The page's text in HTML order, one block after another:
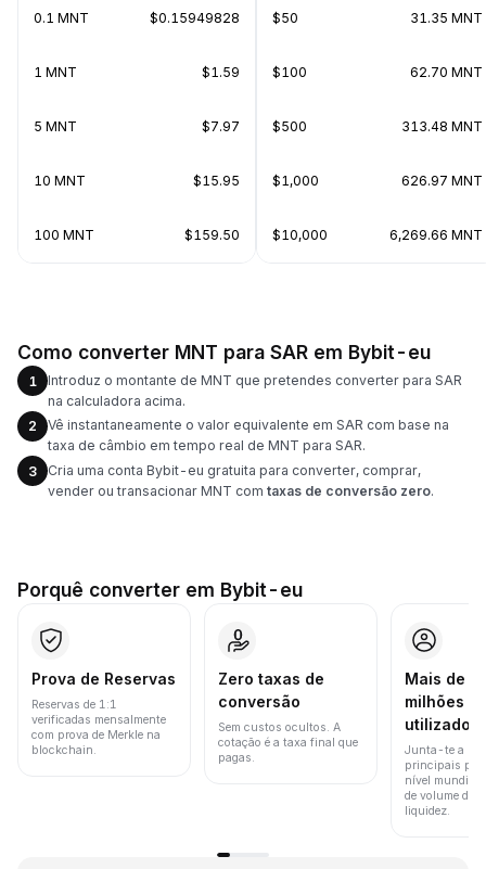
0.1 MNT $0.15949828
1 MNT $1.59
5 MNT $7.97
10 MNT $15.95
100 MNT $159.50
$50 31.35 MNT
$100 62.70 MNT
$500 313.48 MNT
$1,000 626.97 MNT
$10,000 6,269.66 MNT
Como converter MNT para SAR em Bybit-eu
1
Introduz o montante de MNT que pretendes converter para SAR
na calculadora acima.
2
Vê instantaneamente o valor equivalente em SAR com base na
taxa de câmbio em tempo real de MNT para SAR.
3
Cria uma conta Bybit-eu gratuita para converter, comprar,
vender ou transacionar MNT com taxas de conversão zero.
Porquê converter em Bybit-eu
Prova de Reservas
Reservas de 1:1
verificadas mensalmente
com prova de Merkle na
blockchain.
Zero taxas de
conversão
Sem custos ocultos. A
cotação é a taxa final que
pagas.
Mais de
milhões
Junta-te a
principais
nível mundial
de volume de
liquidez.